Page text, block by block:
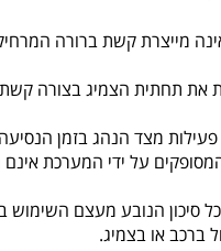
מייצרת קשת ברורה
את תחתית הצמיג בצורה
מצד הנהג בזמן
על ידי המערכת
סיכון הנובע מעצם השימוש
ברכב או בצמיג.